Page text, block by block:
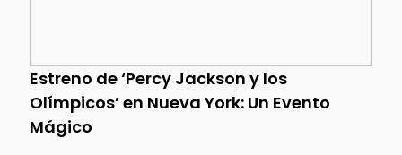
Estreno de ‘Percy Jackson y los
Olímpicos’ en Nueva York: Un Evento
Mágico